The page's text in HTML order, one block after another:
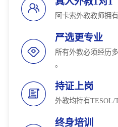
阿卡索外教教师拥
严选更专业
所有外教必须经历
。
持证上岗
外教均持有TESOL/
终身培训